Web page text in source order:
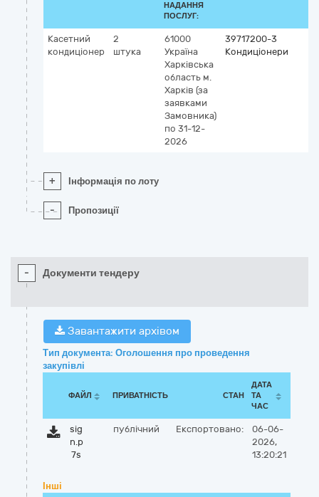
НАДАННЯ
ПОСЛУГ:
Касетний
кондиціонер
2
штука
61000
Україна
Харківська
область м.
Харків (за
заявками
Замовника)
по 31-12-
2026
39717200-3
Кондиціонери
+ Інформація по лоту
- Пропозиції
- Документи тендеру
Завантажити архівом
Тип документа: Оголошення про проведення
закупівлі
ФАЙЛ ПРИВАТНІСТЬ СТАН
ДАТА
ТА
ЧАС
sig
n.p
7s
публічний Експортовано:
06-06-
2026,
13:20:21
Інші